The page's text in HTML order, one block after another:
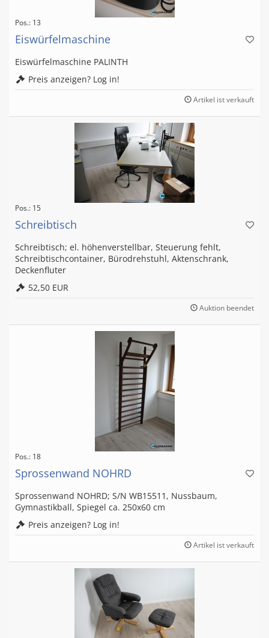
Pos.: 13
Eiswürfelmaschine
Eiswürfelmaschine PALINTH
Preis anzeigen? Log in!
Artikel ist verkauft
Pos.: 15
Schreibtisch
Schreibtisch; el. höhenverstellbar, Steuerung fehlt,
Schreibtischcontainer, Bürodrehstuhl, Aktenschrank,
Deckenfluter
52,50 EUR
Auktion beendet
Pos.: 18
Sprossenwand NOHRD
Sprossenwand NOHRD; S/N WB15511, Nussbaum,
Gymnastikball, Spiegel ca. 250x60 cm
Preis anzeigen? Log in!
Artikel ist verkauft